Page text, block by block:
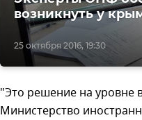
25 октября 2016, 19:30
возникнуть у
"Это решение на уровне
Министерство